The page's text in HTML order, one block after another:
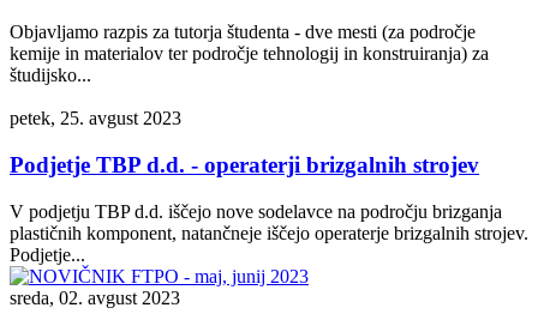
Objavljamo razpis za tutorja študenta - dve mesti (za področje
kemije in materialov ter področje tehnologij in konstruiranja) za
študijsko...
petek, 25. avgust 2023
Podjetje TBP d.d. - operaterji brizgalnih strojev
V podjetju TBP d.d. iščejo nove sodelavce na področju brizganja
plastičnih komponent, natančneje iščejo operaterje brizgalnih strojev.
Podjetje...
sreda, 02. avgust 2023